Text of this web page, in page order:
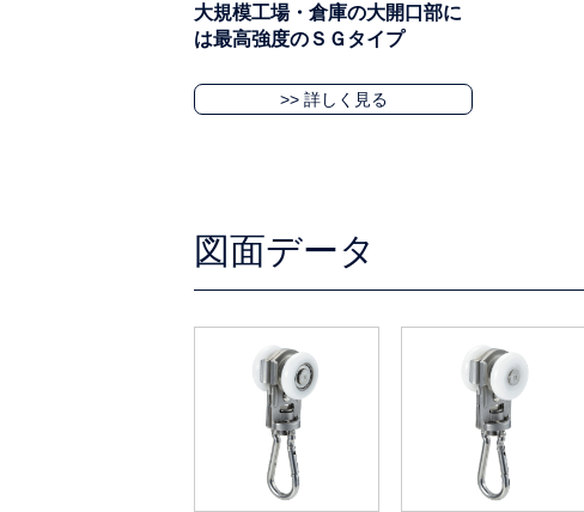
大規模工場・倉庫の大開口部に
は最高強度のＳＧタイプ
>> 詳しく見る
図面データ